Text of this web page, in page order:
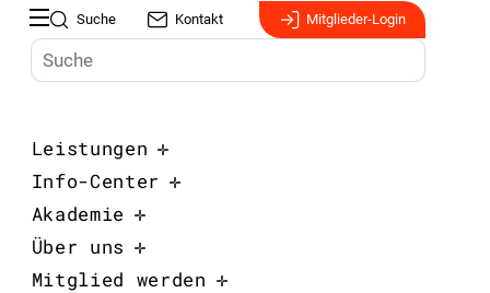
Suche Kontakt Mitglieder-Login
Leistungen
Info-Center
Akademie
Über uns
Mitglied werden